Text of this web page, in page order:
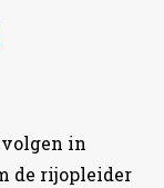
in
de rijopleider